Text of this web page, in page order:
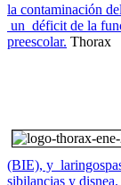
la contaminación
un déficit de la
preescolar. Thorax
(BIE), y
sibilancias y